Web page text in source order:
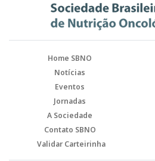
Home SBNO
Notícias
Eventos
Jornadas
A Sociedade
Contato SBNO
Validar Carteirinha